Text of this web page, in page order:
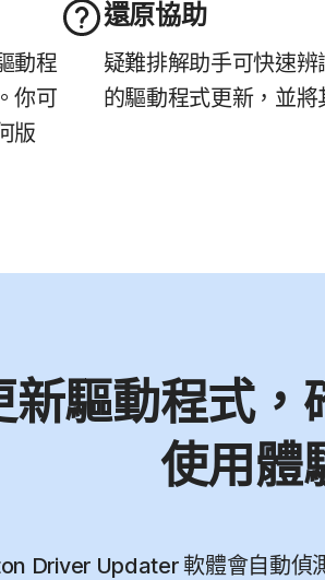
動程
你可
版
還原協助
疑難排解助手可快速辨
的驅動程式更新，並將
新驅動程式
使用體
Driver Updater 軟體會自動偵